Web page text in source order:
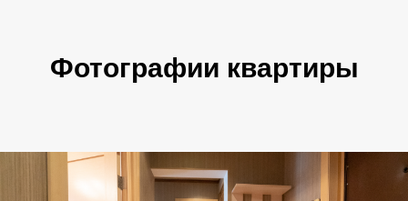
Фотографии квартиры